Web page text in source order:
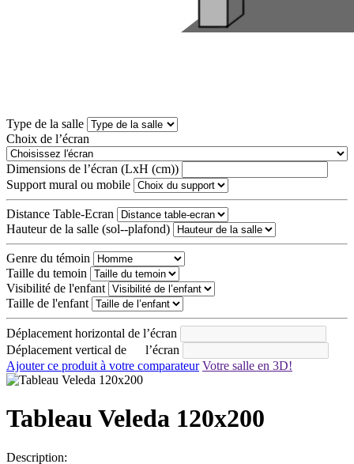
Type de la salle
Choix de l’écran
Dimensions de l’écran (LxH (cm))
Support mural ou mobile
Distance Table-Ecran
Hauteur de la salle (sol--plafond)
Genre du témoin
Taille du temoin
Visibilité de l'enfant
Taille de l'enfant
Déplacement horizontal de l’écran
Déplacement vertical de l’écran
Ajouter ce produit à votre comparateur Votre salle en 3D!
Tableau Veleda 120x200
Description: